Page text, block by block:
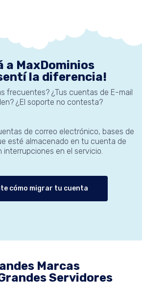
a MaxDominios
la diferencia!
frecuentes? ¿Tus cuentas de E-mail
¿El soporte no contesta?
de correo electrónico, bases de
esté almacenado en tu cuenta de
interrupciones en el servicio.
cómo migrar tu cuenta
Marcas
Servidores